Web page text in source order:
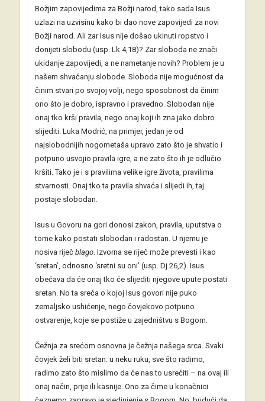
Božjim zapovijedima za Božji narod, tako sada Isus
uzlazi na uzvisinu kako bi dao nove zapovijedi za novi
Božji narod. Ali zar Isus nije došao ukinuti ropstvo i
donijeti slobodu (usp. Lk 4,18)? Zar sloboda ne znači
ukidanje zapovijedi, a ne nametanje novih? Problem je u
našem shvaćanju slobode. Sloboda nije mogućnost da
činim stvari po svojoj volji, nego sposobnost da činim
ono što je dobro, ispravno i pravedno. Slobodan nije
onaj tko krši pravila, nego onaj koji ih zna jako dobro
slijediti. Luka Modrić, na primjer, jedan je od
najslobodnijih nogometaša upravo zato što je shvatio i
potpuno usvojio pravila igre, a ne zato što ih je odlučio
kršiti. Tako je i s pravilima velike igre života, pravilima
stvarnosti. Onaj tko ta pravila shvaća i slijedi ih, taj
postaje slobodan.
Isus u Govoru na gori donosi zakon, pravila, uputstva o
tome kako postati slobodan i radostan. U njemu je
nosiva riječ blago. Izvorna se riječ može prevesti i kao
‘sretan’, odnosno ‘sretni su oni’ (usp. Dj 26,2). Isus
obećava da će onaj tko će slijediti njegove upute postati
sretan. No ta sreća o kojoj Isus govori nije puko
zemaljsko ushićenje, nego čovjekovo potpuno
ostvarenje, koje se postiže u zajedništvu s Bogom.
Čežnja za srećom osnovna je čežnja našega srca. Svaki
čovjek želi biti sretan: u neku ruku, sve što radimo,
radimo zato što mislimo da će nas to usrećiti – na ovaj ili
onaj način, prije ili kasnije. Ono za čime u konačnici